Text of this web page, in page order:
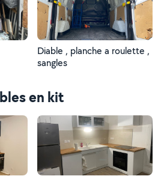
Diable , planche a roulette ,
sangles
en kit